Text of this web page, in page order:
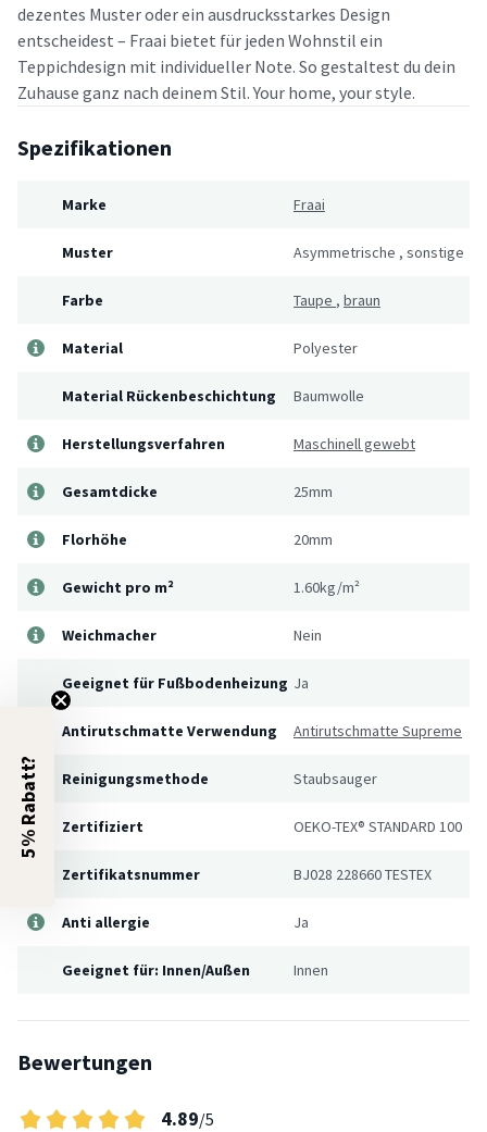
dezentes Muster oder ein ausdrucksstarkes Design
entscheidest – Fraai bietet für jeden Wohnstil ein
Teppichdesign mit individueller Note. So gestaltest du dein
Zuhause ganz nach deinem Stil. Your home, your style.
Spezifikationen
Marke Fraai
Muster Asymmetrische , sonstige
Farbe Taupe , braun
Material Polyester
Material Rückenbeschichtung Baumwolle
Herstellungsverfahren Maschinell gewebt
Gesamtdicke 25mm
Florhöhe 20mm
Gewicht pro m² 1.60kg/m²
Weichmacher Nein
Geeignet für Fußbodenheizung Ja
Antirutschmatte Verwendung Antirutschmatte Supreme
Reinigungsmethode Staubsauger
Zertifiziert OEKO-TEX® STANDARD 100
Zertifikatsnummer BJ028 228660 TESTEX
Anti allergie Ja
Geeignet für: Innen/Außen Innen
Bewertungen
4.89/5
5% Rabatt?